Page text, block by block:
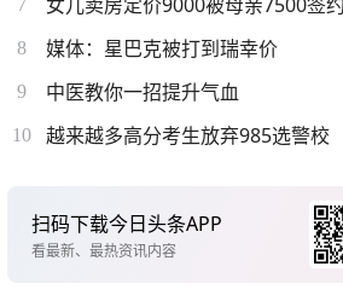
7
8 媒体：星巴克被打到瑞幸价
9 中医教你一招提升气血
10 越来越多高分考生放弃985选警校
扫码下载今日头条APP
看最新、最热资讯内容